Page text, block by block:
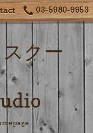
03-5980-9953
クー